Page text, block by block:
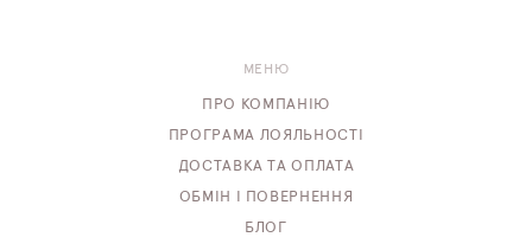
МЕНЮ
ПРО КОМПАНІЮ
ПРОГРАМА ЛОЯЛЬНОСТІ
ДОСТАВКА ТА ОПЛАТА
ОБМІН І ПОВЕРНЕННЯ
БЛОГ